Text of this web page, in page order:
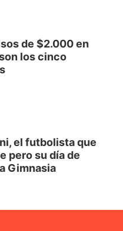
de $2.000 en
los cinco
el futbolista que
pero su día de
Gimnasia